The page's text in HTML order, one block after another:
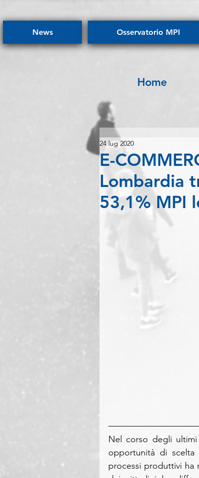
News Osservatorio MPI
Home
E-
Lombardia
53,1% MPI
24 lug 2020
Nel corso degli
opportunità di
processi produttivi ha